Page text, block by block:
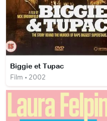
Biggie et Tupac
Film • 2002